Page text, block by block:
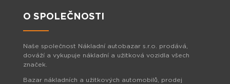
O SPOLEČNOSTI
Naše společnost Nákladní autobazar s.r.o. prodává,
dováží a vykupuje nákladní a užitková vozidla všech
značek.
Bazar nákladních a užitkových automobilů, prodej